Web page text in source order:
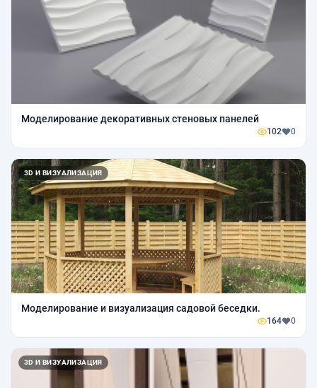
Моделирование декоративных стеновых панелей
102 0
3D И ВИЗУАЛИЗАЦИЯ
Моделирование и визуализация садовой беседки.
164 0
3D И ВИЗУАЛИЗАЦИЯ